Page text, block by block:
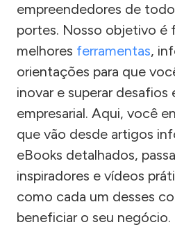
empreendedores de
portes. Nosso objetivo é
melhores ferramentas,
orientações para que
inovar e superar desafios
empresarial. Aqui, você
que vão desde artigos
eBooks detalhados,
inspiradores e vídeos
como cada um desses
beneficiar o seu negócio.